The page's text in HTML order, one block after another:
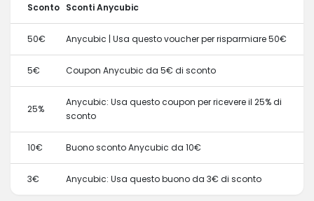
Sconto Sconti Anycubic
50€ Anycubic | Usa questo voucher per risparmiare 50€
5€ Coupon Anycubic da 5€ di sconto
25%
Anycubic: Usa questo coupon per ricevere il 25% di
sconto
10€ Buono sconto Anycubic da 10€
3€ Anycubic: Usa questo buono da 3€ di sconto